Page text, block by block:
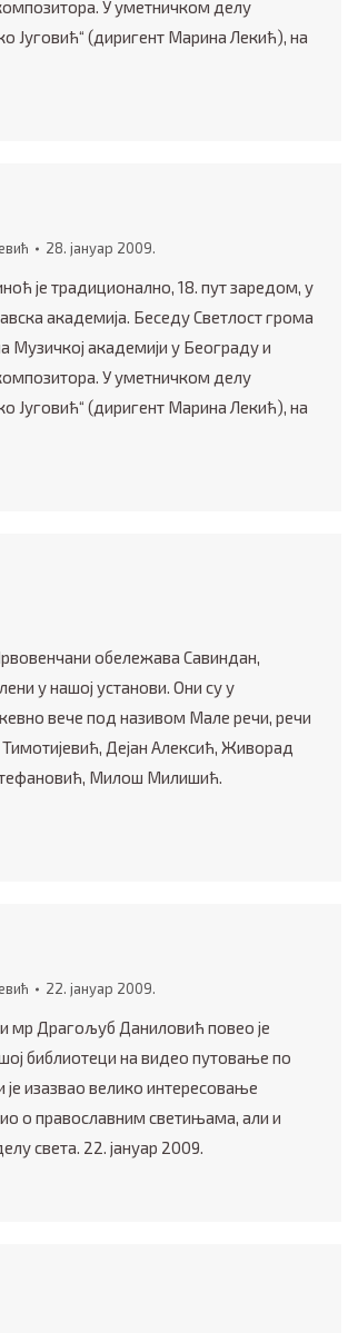
У уметничком делу
Југовић“ (диригент Марина Лекић), на
28. јануар 2009.
је традиционално, 18. пут заредом, у
академија. Беседу Светлост грома
Музичкој академији у Београду и
У уметничком делу
Југовић“ (диригент Марина Лекић), на
обележава Савиндан,
у нашој установи. Они су у
вече под називом Мале речи, речи
Дејан Алексић, Живорад
Милош Милишић.
22. јануар 2009.
мр Драгољуб Даниловић повео је
библиотеци на видео путовање по
је изазвао велико интересовање
о православним светињама, али и
света. 22. јануар 2009.